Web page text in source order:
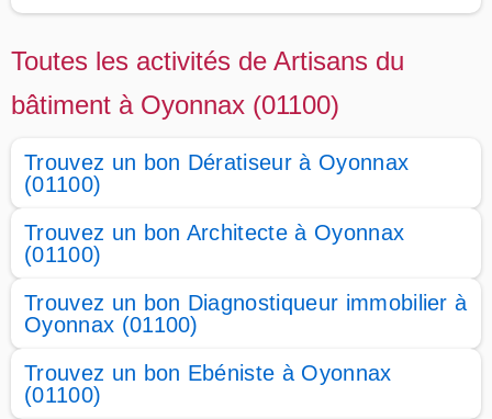
Toutes les activités de Artisans du
bâtiment à Oyonnax (01100)
Trouvez un bon Dératiseur à Oyonnax
(01100)
Trouvez un bon Architecte à Oyonnax
(01100)
Trouvez un bon Diagnostiqueur immobilier à
Oyonnax (01100)
Trouvez un bon Ebéniste à Oyonnax
(01100)